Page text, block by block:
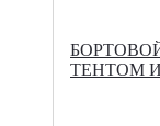
ТЕНТОМ